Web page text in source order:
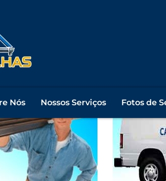
Nós Nossos Serviços Fotos de
calhas, rufos,